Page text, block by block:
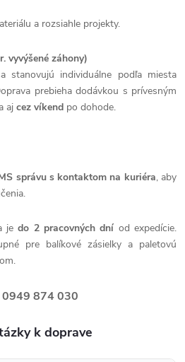
a rozsiahle projekty.
vyvýšené záhony)
stanovujú individuálne podľa miesta
prebieha dodávkou s prívesným
aj cez víkend po dohode.
správu s kontaktom na kuriéra, aby
jedo 2 pracovných dní od expedície.
pre balíkové zásielky a paletovú
0949 874 030
k doprave